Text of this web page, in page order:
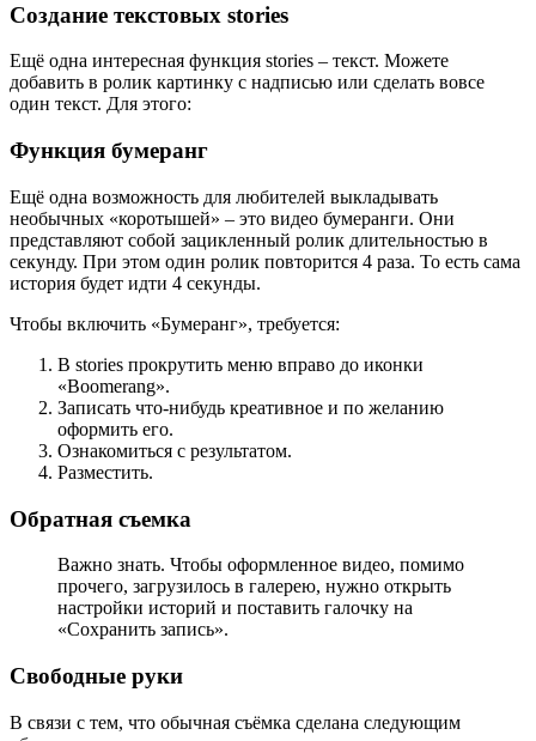
Создание текстовых stories
Ещё одна интересная функция stories – текст. Можете
добавить в ролик картинку с надписью или сделать вовсе
один текст. Для этого:
Функция бумеранг
Ещё одна возможность для любителей выкладывать
необычных «коротышей» – это видео бумеранги. Они
представляют собой зацикленный ролик длительностью в
секунду. При этом один ролик повторится 4 раза. То есть сама
история будет идти 4 секунды.
Чтобы включить «Бумеранг», требуется:
В stories прокрутить меню вправо до иконки
«Boomerang».
Записать что-нибудь креативное и по желанию
оформить его.
Ознакомиться с результатом.
Разместить.
Обратная съемка
Важно знать. Чтобы оформленное видео, помимо
прочего, загрузилось в галерею, нужно открыть
настройки историй и поставить галочку на
«Сохранить запись».
Свободные руки
В связи с тем, что обычная съёмка сделана следующим